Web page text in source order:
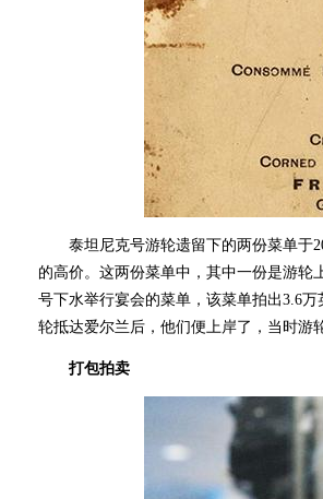
泰坦尼克号游轮遗留下的两份菜单于
的高价。这两份菜单中，其中一份是游轮
号下水举行宴会的菜单，该菜单拍出3.6
轮抵达爱尔兰后，他们便上岸了，当时游
打包拍卖